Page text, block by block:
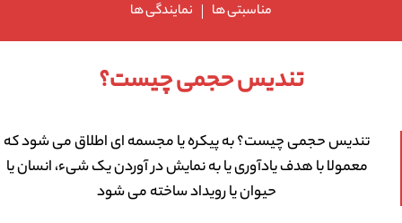
مناسبتی ها
نمایندگی ها
تندیس حجمی چیست؟
تندیس حجمی چیست؟ به پیکره یا مجسمه ای اطلاق می شود که
معمولا با هدف یادآوری یا به نمایش در آوردن یک شیء، انسان یا
حیوان یا رویداد ساخته می شود